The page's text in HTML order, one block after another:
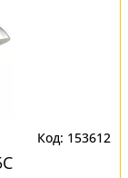
153612